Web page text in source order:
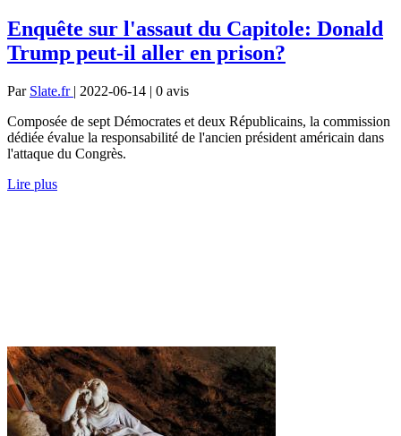
Enquête sur l'assaut du Capitole: Donald
Trump peut-il aller en prison?
Par Slate.fr | 2022-06-14 | 0 avis
Composée de sept Démocrates et deux Républicains, la commission
dédiée évalue la responsabilité de l'ancien président américain dans
l'attaque du Congrès.
Lire plus